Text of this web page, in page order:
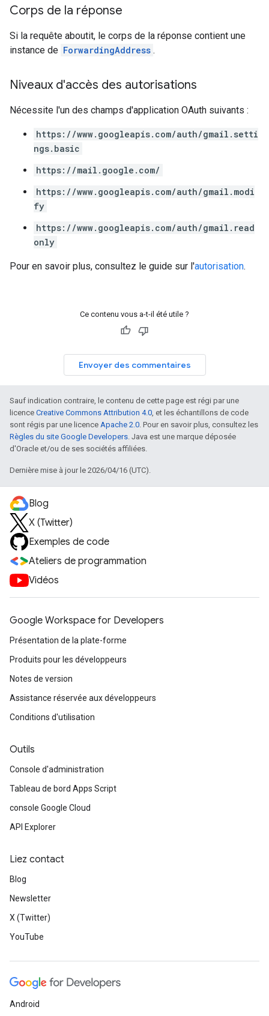
Corps de la réponse
Si la requête aboutit, le corps de la réponse contient une
instance de ForwardingAddress .
Niveaux d'accès des autorisations
Nécessite l'un des champs d'application OAuth suivants :
https://www.googleapis.com/auth/gmail.setti
ngs.basic
https://mail.google.com/
https://www.googleapis.com/auth/gmail.modi
fy
https://www.googleapis.com/auth/gmail.read
only
Pour en savoir plus, consultez le guide sur l'autorisation.
Ce contenu vous a-t-il été utile ?
Envoyer des commentaires
Sauf indication contraire, le contenu de cette page est régi par une
licence Creative Commons Attribution 4.0, et les échantillons de code
sont régis par une licence Apache 2.0. Pour en savoir plus, consultez les
Règles du site Google Developers. Java est une marque déposée
d'Oracle et/ou de ses sociétés affiliées.
Dernière mise à jour le 2026/04/16 (UTC).
Blog
X (Twitter)
Exemples de code
Ateliers de programmation
Vidéos
Google Workspace for Developers
Présentation de la plate-forme
Produits pour les développeurs
Notes de version
Assistance réservée aux développeurs
Conditions d'utilisation
Outils
Console d'administration
Tableau de bord Apps Script
console Google Cloud
API Explorer
Liez contact
Blog
Newsletter
X (Twitter)
YouTube
Android